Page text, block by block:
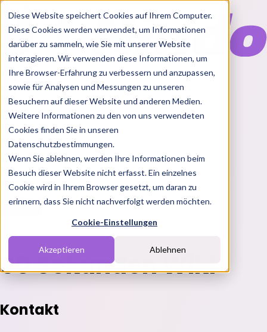
Diese Website speichert Cookies auf Ihrem Computer.
Diese Cookies werden verwendet, um Informationen
darüber zu sammeln, wie Sie mit unserer Website
interagieren. Wir verwenden diese Informationen, um
Ihre Browser-Erfahrung zu verbessern und anzupassen,
sowie für Analysen und Messungen zu unseren
Besuchern auf dieser Website und anderen Medien.
Weitere Informationen zu den von uns verwendeten
Cookies finden Sie in unseren
Datenschutzbestimmungen.
Wenn Sie ablehnen, werden Ihre Informationen beim
Besuch dieser Website nicht erfasst. Ein einzelnes
Cookie wird in Ihrem Browser gesetzt, um daran zu
erinnern, dass Sie nicht nachverfolgt werden möchten.
Cookie-Einstellungen
Akzeptieren Ablehnen
Features
Solutions
BlogChartsRabatt CodesPakete
Login
60 Sekunden Wiki
Kontakt